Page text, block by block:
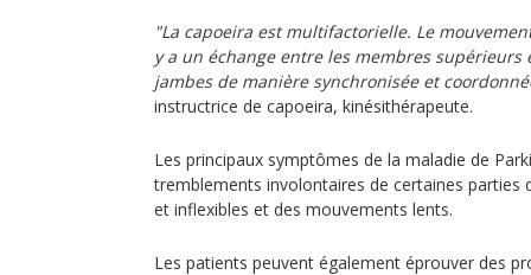
"La capoeira est multifactorielle. Le
y a un échange entre les membres
jambes de manière synchronisée et
instructrice de capoeira, kinésithérapeute.
Les principaux symptômes de la maladie de
tremblements involontaires de certaines parties
et inflexibles et des mouvements lents.
Les patients peuvent également éprouver des